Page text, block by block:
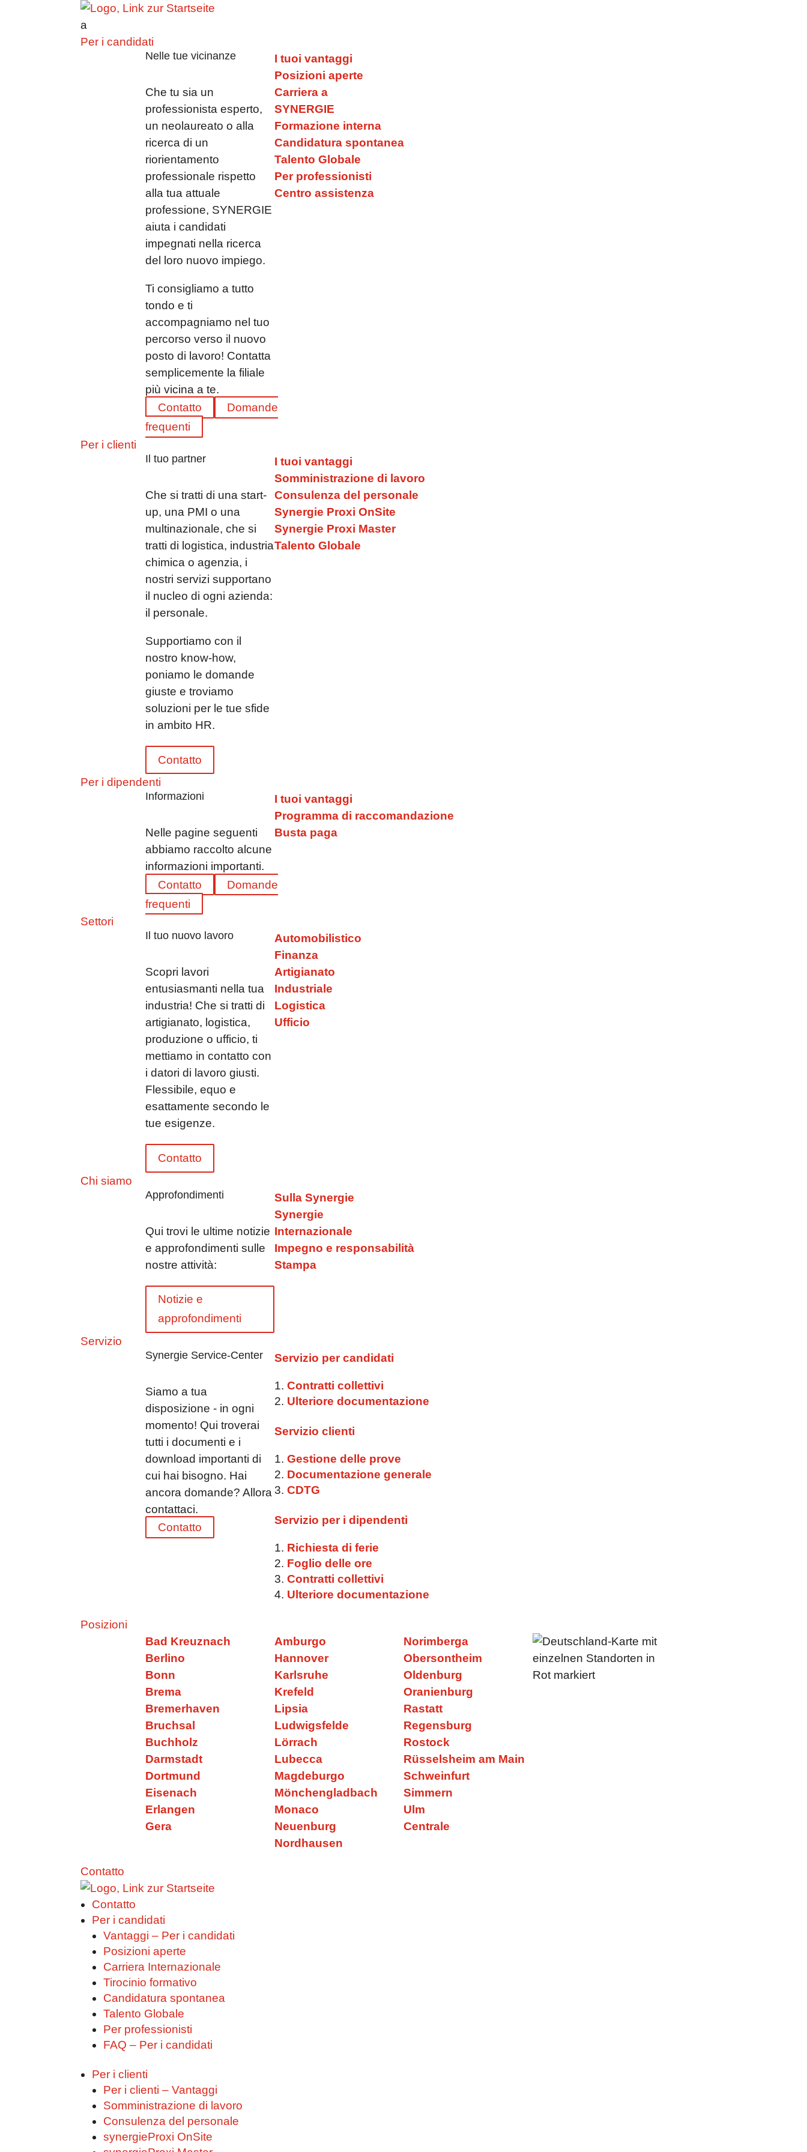
a
Per i candidati
Nelle tue vicinanze
Che tu sia un
professionista esperto,
un neolaureato o alla
ricerca di un
riorientamento
professionale rispetto
alla tua attuale
professione, SYNERGIE
aiuta i candidati
impegnati nella ricerca
del loro nuovo impiego.
Ti consigliamo a tutto
tondo e ti
accompagniamo nel tuo
percorso verso il nuovo
posto di lavoro! Contatta
semplicemente la filiale
più vicina a te.
Contatto
Domande
frequenti
I tuoi vantaggi
Posizioni aperte
Carriera a
SYNERGIE
Formazione interna
Candidatura spontanea
Talento Globale
Per professionisti
Centro assistenza
Per i clienti
Il tuo partner
Che si tratti di una start-
up, una PMI o una
multinazionale, che si
tratti di logistica, industria
chimica o agenzia, i
nostri servizi supportano
il nucleo di ogni azienda:
il personale.
Supportiamo con il
nostro know-how,
poniamo le domande
giuste e troviamo
soluzioni per le tue sfide
in ambito HR.
Contatto
I tuoi vantaggi
Somministrazione di lavoro
Consulenza del personale
Synergie Proxi OnSite
Synergie Proxi Master
Talento Globale
Per i dipendenti
Informazioni
Nelle pagine seguenti
abbiamo raccolto alcune
informazioni importanti.
Contatto
Domande
frequenti
I tuoi vantaggi
Programma di raccomandazione
Busta paga
Settori
Il tuo nuovo lavoro
Scopri lavori
entusiasmanti nella tua
industria! Che si tratti di
artigianato, logistica,
produzione o ufficio, ti
mettiamo in contatto con
i datori di lavoro giusti.
Flessibile, equo e
esattamente secondo le
tue esigenze.
Contatto
Automobilistico
Finanza
Artigianato
Industriale
Logistica
Ufficio
Chi siamo
Approfondimenti
Qui trovi le ultime notizie
e approfondimenti sulle
nostre attività:
Notizie e
approfondimenti
Sulla Synergie
Synergie
Internazionale
Impegno e responsabilità
Stampa
Servizio
Synergie Service-Center
Siamo a tua
disposizione - in ogni
momento! Qui troverai
tutti i documenti e i
download importanti di
cui hai bisogno. Hai
ancora domande? Allora
contattaci.
Contatto
Servizio per candidati
Contratti collettivi
Ulteriore documentazione
Servizio clienti
Gestione delle prove
Documentazione generale
CDTG
Servizio per i dipendenti
Richiesta di ferie
Foglio delle ore
Contratti collettivi
Ulteriore documentazione
Posizioni
Bad Kreuznach
Berlino
Bonn
Brema
Bremerhaven
Bruchsal
Buchholz
Darmstadt
Dortmund
Eisenach
Erlangen
Gera
Amburgo
Hannover
Karlsruhe
Krefeld
Lipsia
Ludwigsfelde
Lörrach
Lubecca
Magdeburgo
Mönchengladbach
Monaco
Neuenburg
Nordhausen
Norimberga
Obersontheim
Oldenburg
Oranienburg
Rastatt
Regensburg
Rostock
Rüsselsheim am Main
Schweinfurt
Simmern
Ulm
Centrale
Contatto
Contatto
Per i candidati
Vantaggi – Per i candidati
Posizioni aperte
Carriera Internazionale
Tirocinio formativo
Candidatura spontanea
Talento Globale
Per professionisti
FAQ – Per i candidati
Per i clienti
Per i clienti – Vantaggi
Somministrazione di lavoro
Consulenza del personale
synergieProxi OnSite